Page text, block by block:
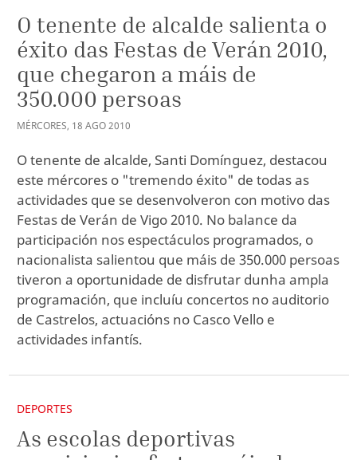
O tenente de alcalde salienta o
éxito das Festas de Verán 2010,
que chegaron a máis de
350.000 persoas
MÉRCORES, 18 AGO2010
O tenente de alcalde, Santi Domínguez, destacou
este mércores o "tremendo éxito" de todas as
actividades que se desenvolveron con motivo das
Festas de Verán de Vigo 2010. No balance da
participación nos espectáculos programados, o
nacionalista salientou que máis de 350.000 persoas
tiveron a oportunidade de disfrutar dunha ampla
programación, que incluíu concertos no auditorio
de Castrelos, actuacións no Casco Vello e
actividades infantís.
DEPORTES
As escolas deportivas